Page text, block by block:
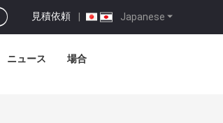
Japanese
見積依頼 |
ニュース 場合